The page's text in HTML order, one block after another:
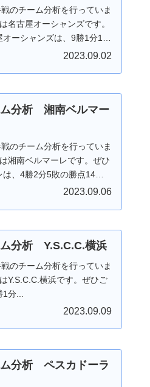
のチーム分析を行っていま
名古屋オーシャンズです。
ーシャンズは、9勝1分1敗
2023.09.02
分析 湘南ベルマー
のチーム分析を行っていま
湘南ベルマーレです。ぜひ
、4勝2分5敗の勝点14の
2023.09.06
分析 Y.S.C.C.横浜
のチーム分析を行っていま
Y.S.C.C.横浜です。ぜひご
分...
2023.09.09
分析 ペスカドーラ